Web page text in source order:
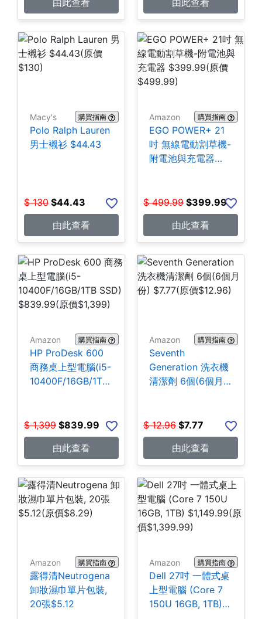
由此查看
由此查看
Macy's 購買指南
Polo Ralph Lauren
男士襯衫 $44.43
$ 130 $44.43
由此查看
Amazon 購買指南
EGO POWER+ 21
吋 無線電動割草機-
附電池與充電器
$ 499.99 $399.99
由此查看
Amazon 購買指南
HP ProDesk 600
商務桌上型電腦(i5-
10400F/16GB/1TB
$ 1,399 $839.99
由此查看
Amazon 購買指南
Seventh
Generation 洗衣機
清潔劑 6個(6個月
$ 12.96 $7.77
由此查看
Amazon 購買指南
露得清Neutrogena
卸妝濕巾單片包裝,
20張$5.12
Amazon 購買指南
Dell 27吋 一體式桌
上型電腦 (Core 7
150U 16GB, 1TB)